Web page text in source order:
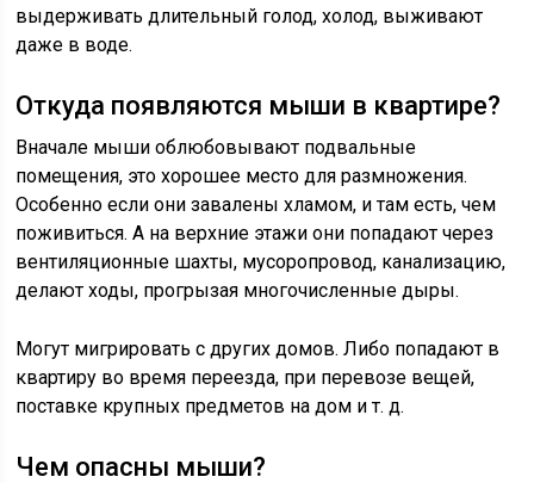
выдерживать длительный голод, холод, выживают
даже в воде.
Откуда появляются мыши в квартире?
Вначале мыши облюбовывают подвальные
помещения, это хорошее место для размножения.
Особенно если они завалены хламом, и там есть, чем
поживиться. А на верхние этажи они попадают через
вентиляционные шахты, мусоропровод, канализацию,
делают ходы, прогрызая многочисленные дыры.
Могут мигрировать с других домов. Либо попадают в
квартиру во время переезда, при перевозе вещей,
поставке крупных предметов на дом и т. д.
Чем опасны мыши?